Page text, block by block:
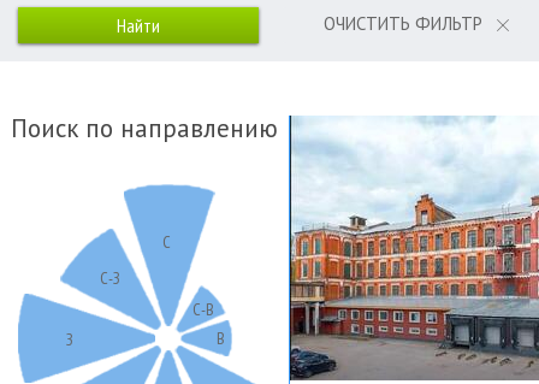
ОЧИСТИТЬ ФИЛЬТР
Поиск по направлению
С
С-В
В
З
С-З